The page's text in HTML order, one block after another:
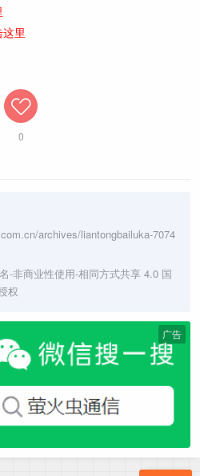
里
0
archives/liantongbailuka-7074
-非商业性使用-相同方式共享 4.0 国
权
广告